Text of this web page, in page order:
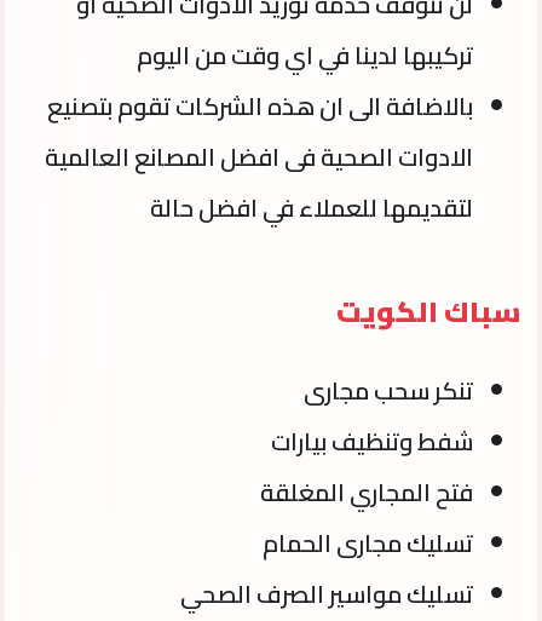
تركيبها لدينا في اي وقت من اليوم
بالاضافة الى ان هذه الشركات تقوم بتصنيع
الادوات الصحية فى افضل المصانع العالمية
لتقديمها للعملاء في افضل حالة
سباك الكويت
تنكر سحب مجارى
شفط وتنظيف بيارات
فتح المجاري المغلقة
تسليك مجارى الحمام
تسليك مواسير الصرف الصحي